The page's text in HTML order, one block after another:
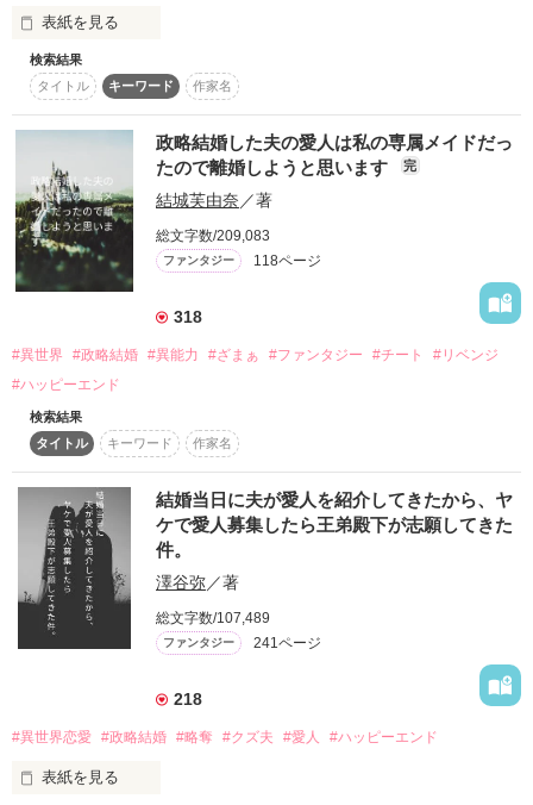
作品を読む
この物語のヒーロー。裏世界では悪魔と呼ばれている。
金を稼ぐことを一番に考えていて非道だと言われているが、信
頼する人間には優しさを見せることもある。
天を5000万円で買った。
この物語のサブヒーロー。
表面上は良い人を装っているが二重人格な遊び人。神と呼ばれ
てはいるが、性格の悪さゆえに堕天使と言われることも……
羽衣京子（はごろもきょうこ）18歳
光の妹であり天の友達。正義感が強く天のことが大好きで天の
親友になりたいと思っている。武術を心得ており、たくましい
表紙を見る
これは、子供を作る為だけの結婚。
だけど、産むのは夫の子供ではなくて。
辻山千花(23)♀受付嬢
眞山綾知(35)♂社長
作品を読む
検索結果
タイトル
キーワード 作家名
政略結婚した夫の愛人は私の専属メイドだっ
たので離婚しようと思います
完
結城芙由奈／著
総文字数/209,083
ファンタジー 118ページ
318
#異世界 #政略結婚 #異能力 #ざまぁ #ファンタジー #チート
#リベンジ
#ハッピーエンド
検索結果
タイトル
キーワード 作家名
結婚当日に夫が愛人を紹介してきたから、ヤ
ケで愛人募集したら王弟殿下が志願してきた
件。
澤谷弥／著
総文字数/107,489
ファンタジー 241ページ
218
#異世界恋愛 #政略結婚 #略奪 #クズ夫 #愛人 #ハッピーエンド
表紙を見る